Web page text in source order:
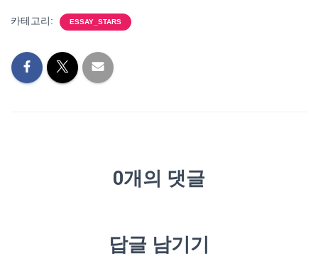
카테고리: ESSAY_STARS
0개의 댓글
답글 남기기